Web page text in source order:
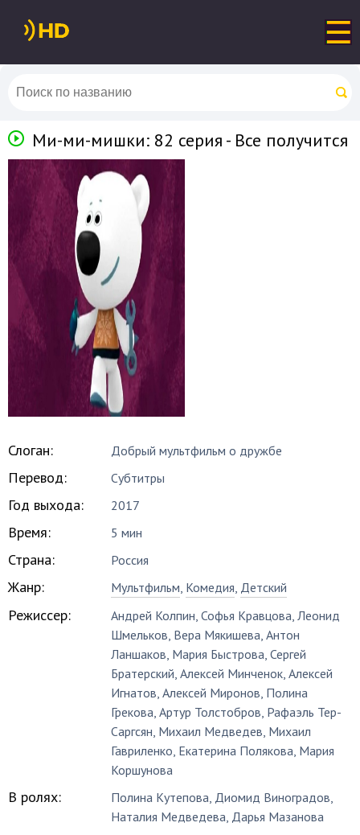
Ми-ми-мишки: 82 серия - Все получится
Слоган: Добрый мультфильм о дружбе
Перевод: Субтитры
Год выхода: 2017
Время: 5 мин
Страна: Россия
Жанр: Мультфильм, Комедия, Детский
Режиссер: Андрей Колпин,Софья Кравцова,Леонид
Шмельков, Вера Мякишева,Антон
Ланшаков, Мария Быстрова,Сергей
Братерский,Алексей Минченок,Алексей
Игнатов,Алексей Миронов, Полина
Грекова,Артур Толстобров, Рафаэль Тер-
Саргсян, Михаил Медведев, Михаил
Гавриленко, Екатерина Полякова, Мария
Коршунова
В ролях: Полина Кутепова, Диомид Виноградов,
Наталия Медведева, Дарья Мазанова